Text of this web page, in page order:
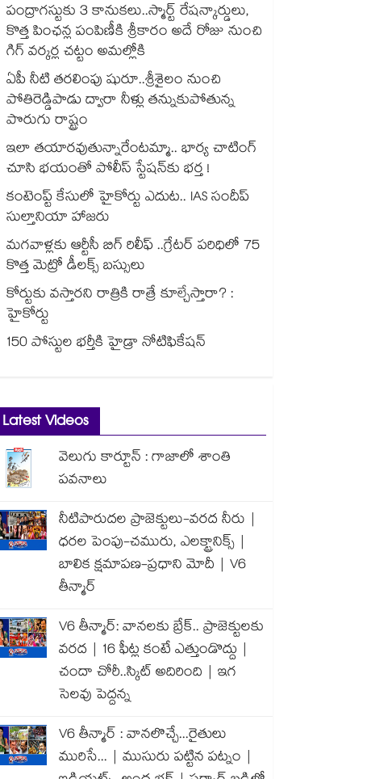
పంద్రాగస్టుకు 3 కానుకలు..స్మార్ట్ రేషన్కార్డులు,
కొత్త పింఛన్ల పంపిణీకి శ్రీకారం అదే రోజు నుంచి
గిగ్ వర్కర్ల చట్టం అమల్లోకి
ఏపీ నీటి తరలింపు షురూ..శ్రీశైలం నుంచి
పోతిరెడ్డిపాడు ద్వారా నీళ్లు తన్నుకుపోతున్న
పొరుగు రాష్ట్రం
ఇలా తయారవుతున్నారేంటమ్మా.. భార్య చాటింగ్
చూసి భయంతో పోలీస్ స్టేషన్⁫కు భర్త !
కంటెంప్ట్ కేసులో హైకోర్టు ఎదుట.. IAS సందీప్
సుల్తానియా హాజరు
మగవాళ్లకు ఆర్టీసీ బిగ్ రిలీఫ్ ..గ్రేటర్ పరిధిలో 75
కొత్త మెట్రో డీలక్స్ బస్సులు
కోర్టుకు వస్తారని రాత్రికి రాత్రే కూల్చేస్తారా? :
హైకోర్టు
150 పోస్టుల భర్తీకి హైడ్రా నోటిఫికేషన్
Latest Videos
వెలుగు కార్టూన్ : గాజాలో శాంతి
పవనాలు
నీటిపారుదల ప్రాజెక్టులు-వరద నీరు |
ధరల పెంపు-చమురు, ఎలక్ట్రానిక్స్ |
బాలిక క్షమాపణ-ప్రధాని మోదీ | V6
తీన్మార్
V6 తీన్మార్: వానలకు బ్రేక్.. ప్రాజెక్టులకు
వరద | 16 ఫీట్ల కంటే ఎత్తుండొద్దు |
చందా చోరీ..స్కిట్ అదిరింది | ఇగ
సెలవు పెద్దన్న
V6 తీన్మార్ : వానలొచ్చే...రైతులు
మురిసే... | ముసురు పట్టిన పట్నం |